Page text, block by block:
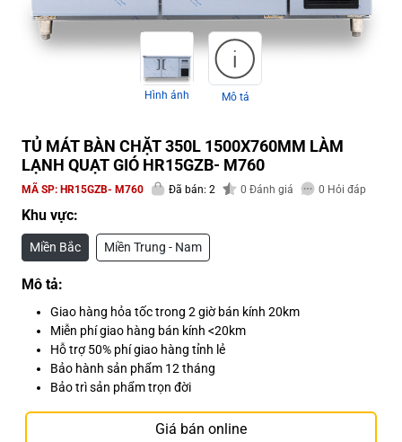
Hình ảnh Mô tả
TỦ MÁT BÀN CHẶT 350L 1500X760MM LÀM
LẠNH QUẠT GIÓ HR15GZB- M760
MÃ SP: HR15GZB- M760 Đã bán: 2 0 Đánh giá 0 Hỏi đáp
Khu vực:
Miền Bắc Miền Trung - Nam
Mô tả:
Giao hàng hỏa tốc trong 2 giờ bán kính 20km
Miễn phí giao hàng bán kính <20km
Hỗ trợ 50% phí giao hàng tỉnh lẻ
Bảo hành sản phẩm 12 tháng
Bảo trì sản phẩm trọn đời
Giá bán online